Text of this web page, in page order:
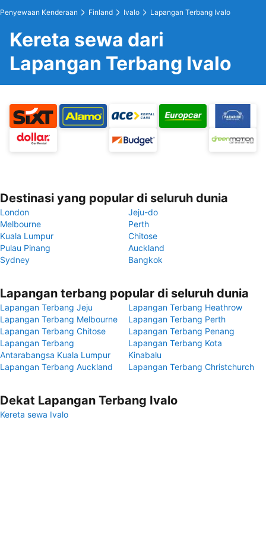
Penyewaan Kenderaan Finland Ivalo Lapangan Terbang Ivalo
Kereta sewa dari
Lapangan Terbang Ivalo
Destinasi yang popular di seluruh dunia
London
Jeju-do
Melbourne
Perth
Kuala Lumpur
Chitose
Pulau Pinang
Auckland
Sydney
Bangkok
Lapangan terbang popular di seluruh dunia
Lapangan Terbang Jeju
Lapangan Terbang Heathrow
Lapangan Terbang Melbourne
Lapangan Terbang Perth
Lapangan Terbang Chitose
Lapangan Terbang Penang
Lapangan Terbang
Antarabangsa Kuala Lumpur
Lapangan Terbang Kota
Kinabalu
Lapangan Terbang Auckland
Lapangan Terbang Christchurch
Dekat Lapangan Terbang Ivalo
Kereta sewa Ivalo